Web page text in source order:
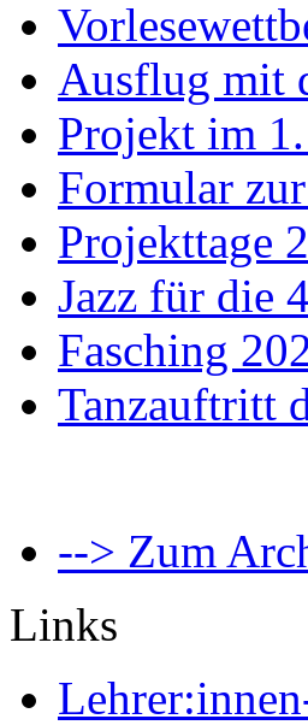
Ausflug mit
Projekt im
Formular
Projekttage
Jazz für die
Fasching
Tanzauftritt
--> Zum
Links